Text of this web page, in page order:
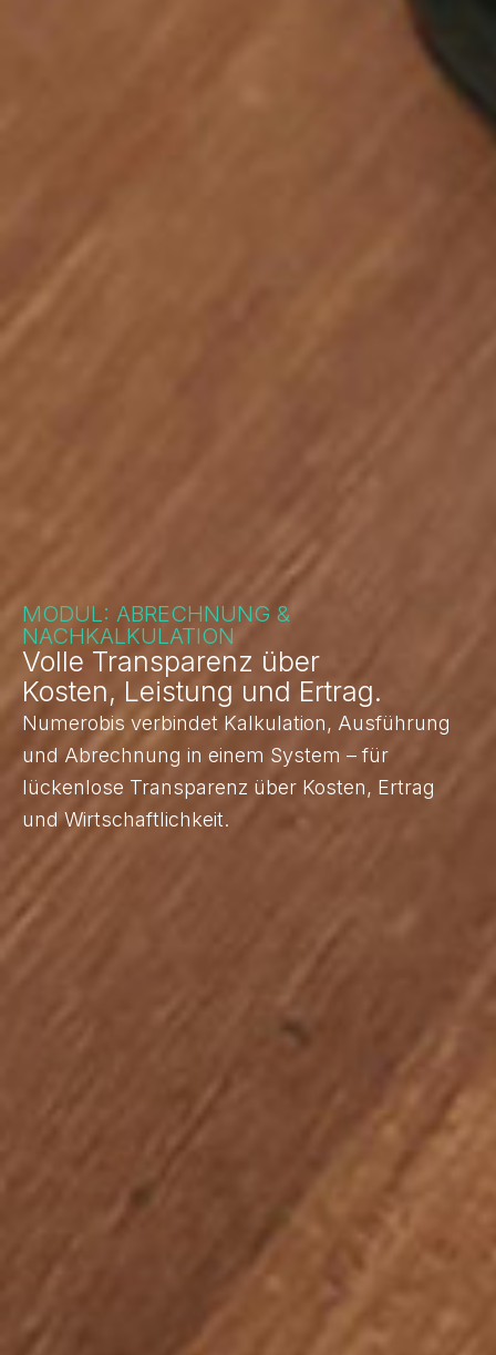
MODUL: ABRECHNUNG &
NACHKALKULATION
Volle Transparenz über
Kosten, Leistung und Ertrag.
Numerobis verbindet Kalkulation, Ausführung
und Abrechnung in einem System – für
lückenlose Transparenz über Kosten, Ertrag
und Wirtschaftlichkeit.